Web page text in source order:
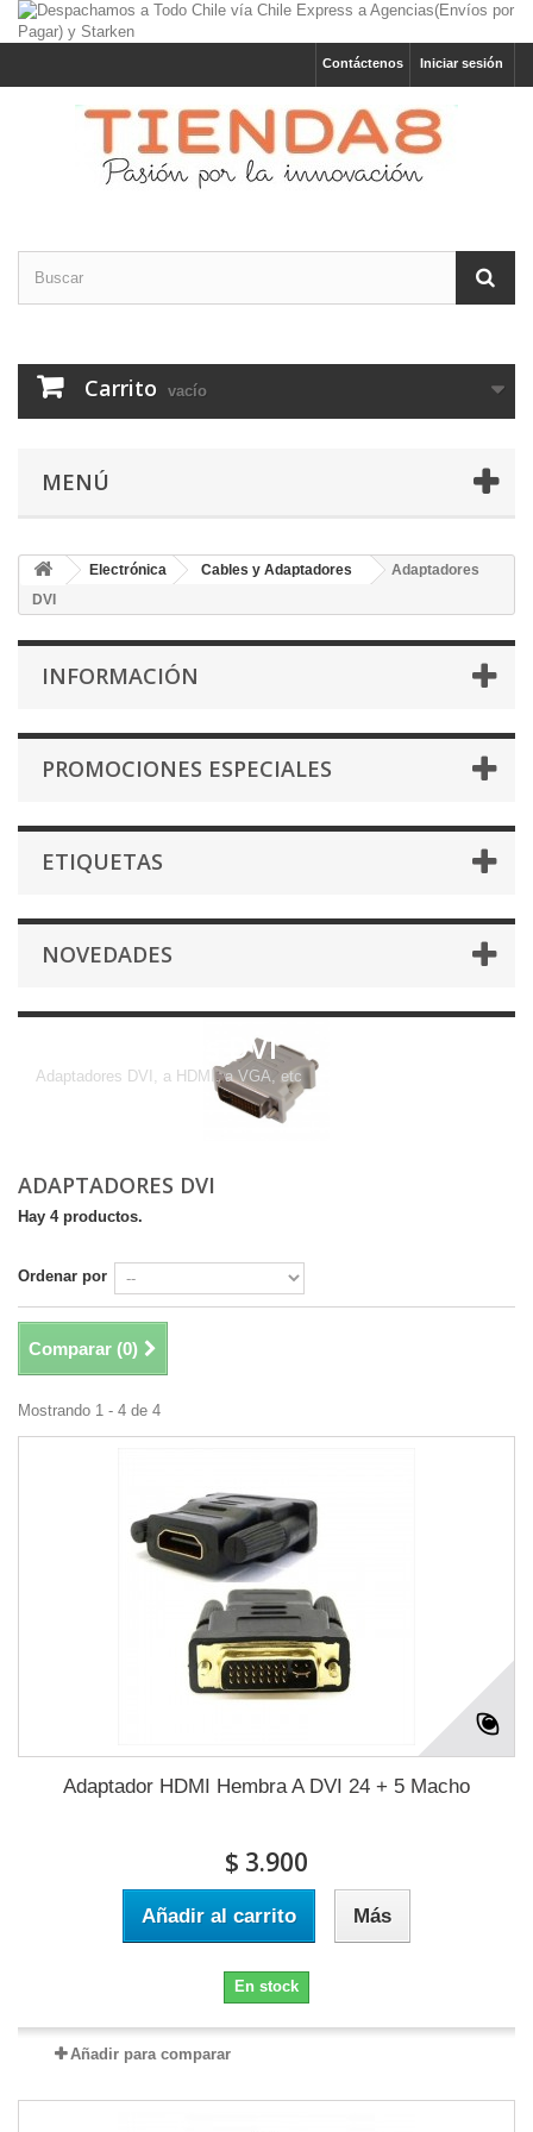
Iniciar sesión
Contáctenos
Carrito vacío
MENÚ
Electrónica Cables y Adaptadores
Adaptadores
DVI
INFORMACIÓN
PROMOCIONES ESPECIALES
ETIQUETAS
NOVEDADES
Adaptadores DVI
Adaptadores DVI, a HDMI. a VGA, etc
ADAPTADORES DVI
Hay 4 productos.
Ordenar por
Comparar (0)
Mostrando 1 - 4 de 4
Adaptador HDMI Hembra A DVI 24 + 5 Macho
$ 3.900
Añadir al carrito Más
En stock
Añadir para comparar